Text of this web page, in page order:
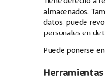
almacenados.
datos, puede
personales en
Puede ponerse